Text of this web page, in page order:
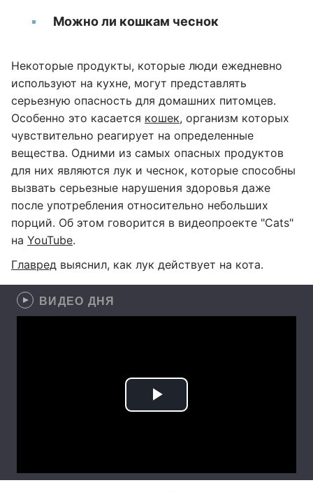
Можно ли кошкам чеснок
Некоторые продукты, которые люди ежедневно
используют на кухне, могут представлять
серьезную опасность для домашних питомцев.
Особенно это касается кошек, организм которых
чувствительно реагирует на определенные
вещества. Одними из самых опасных продуктов
для них являются лук и чеснок, которые способны
вызвать серьезные нарушения здоровья даже
после употребления относительно небольших
порций. Об этом говорится в видеопроекте "Cats"
на YouTube.
Главред выяснил, как лук действует на кота.
ВИДЕО ДНЯ